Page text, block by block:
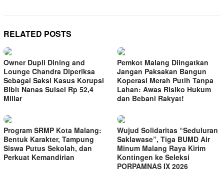
RELATED POSTS
Owner Dupli Dining and
Lounge Chandra Diperiksa
Sebagai Saksi Kasus Korupsi
Bibit Nanas Sulsel Rp 52,4
Miliar
Pemkot Malang Diingatkan
Jangan Paksakan Bangun
Koperasi Merah Putih Tanpa
Lahan: Awas Risiko Hukum
dan Bebani Rakyat!
Program SRMP Kota Malang:
Bentuk Karakter, Tampung
Siswa Putus Sekolah, dan
Perkuat Kemandirian
Wujud Solidaritas “Seduluran
Saklawase”, Tiga BUMD Air
Minum Malang Raya Kirim
Kontingen ke Seleksi
PORPAMNAS IX 2026